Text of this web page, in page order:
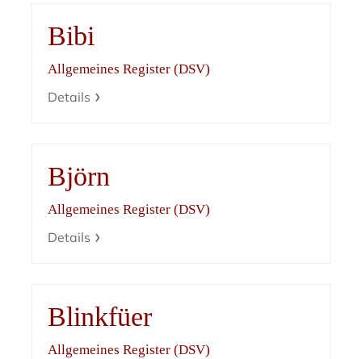
Bibi
Allgemeines Register (DSV)
Details
Björn
Allgemeines Register (DSV)
Details
Blinkfüer
Allgemeines Register (DSV)